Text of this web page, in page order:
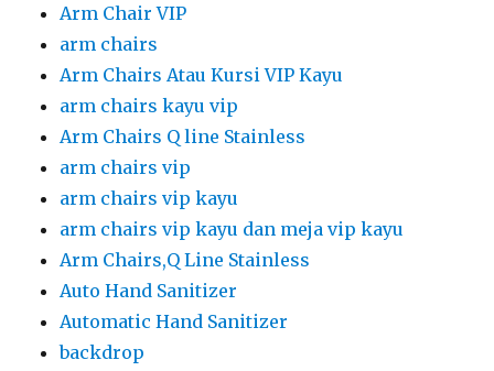
Arm Chair VIP
arm chairs
Arm Chairs Atau Kursi VIP Kayu
arm chairs kayu vip
Arm Chairs Q line Stainless
arm chairs vip
arm chairs vip kayu
arm chairs vip kayu dan meja vip kayu
Arm Chairs,Q Line Stainless
Auto Hand Sanitizer
Automatic Hand Sanitizer
backdrop